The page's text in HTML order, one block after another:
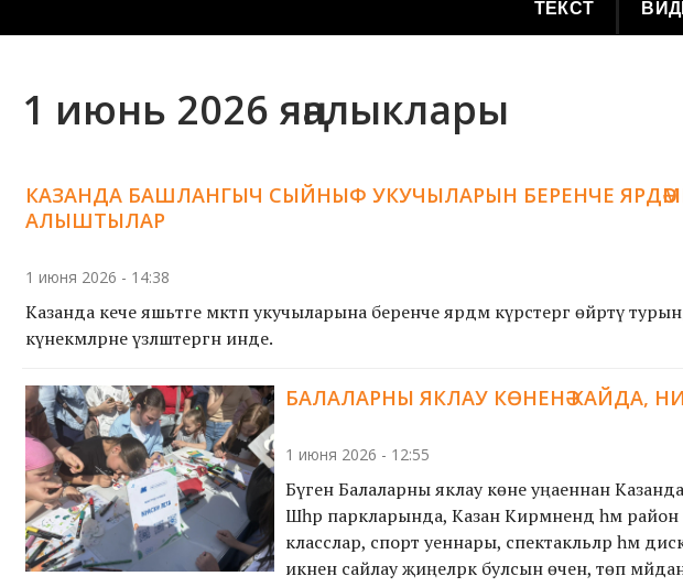
ТЕКСТ
1 июнь 2026 яңалыклары
КАЗАНДА БАШЛАНГЫЧ СЫЙНЫФ УКУЧЫЛАРЫН БЕРЕНЧЕ
АЛЫШТЫЛАР
1 июня 2026 - 14:38
Казанда кече яшьтәге мәктәп укучыларына беренче ярдәм күрсәтергә өйрәтү
күнекмәләрне үзләштергән инде.
БАЛАЛАРНЫ ЯКЛАУ КӨНЕНӘ КАЙДА,
1 июня 2026 - 12:55
Бүген Балаларны яклау көне уңаеннан Казанда
Шәһәр паркларында, Казан Кирмәнендә һәм
класслар, спорт уеннары, спектакльләр һәм
икәнен сайлау җиңелрәк булсын өчен, төп